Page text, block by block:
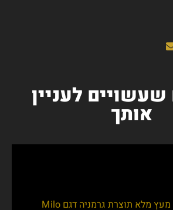
לעניין
אותך